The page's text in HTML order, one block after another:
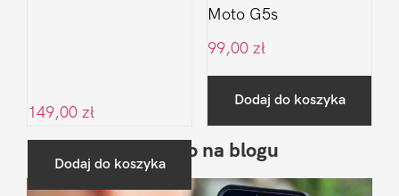
149,00 zł
Dodaj do koszyka
Moto G5s
99,00 zł
Dodaj do koszyka
Pierwszy
Sidebar
Ostatnio na blogu